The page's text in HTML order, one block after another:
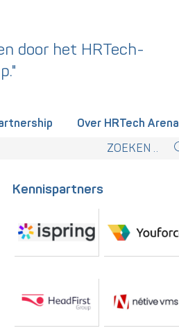
door het HRTech-
Over HRTech Arena
Kennispartners